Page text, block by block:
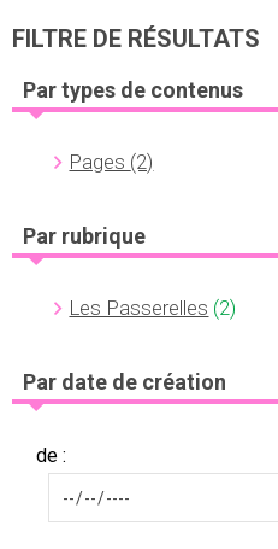
FILTRE DE RÉSULTATS
Par types de contenus
Pages (2)
Par rubrique
Les Passerelles (2)
Par date de création
de :